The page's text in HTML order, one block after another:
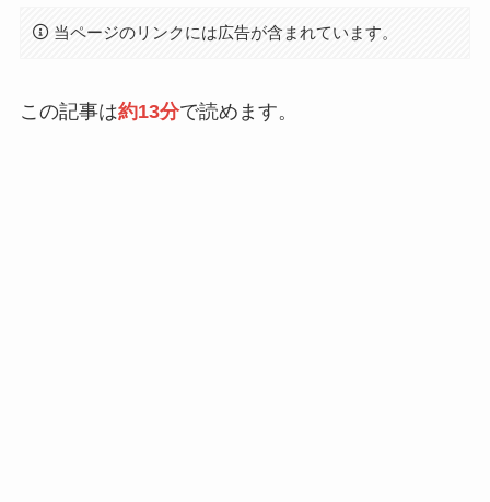
当ページのリンクには広告が含まれています。
この記事は約13分で読めます。